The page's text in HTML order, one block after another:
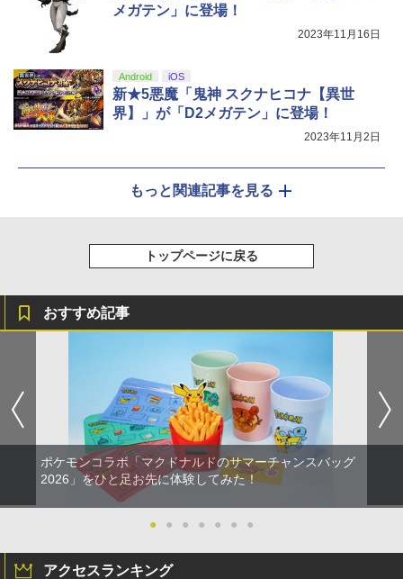
メガテン」に登場！
2023年11月16日
Android iOS
新★5悪魔「鬼神 スクナヒコナ【異世
界】」が「D2メガテン」に登場！
2023年11月2日
もっと関連記事を見る
トップページに戻る
おすすめ記事
ポケモンコラボ「マクドナルドのサマーチャンスバッグ
2026」をひと足お先に体験してみた！
● ● ● ● ● ● ●
アクセスランキング